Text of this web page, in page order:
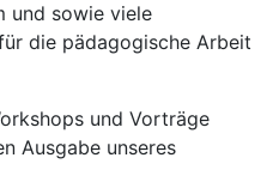
und sowie viele
die pädagogische Arbeit
und Vorträge
Ausgabe unseres